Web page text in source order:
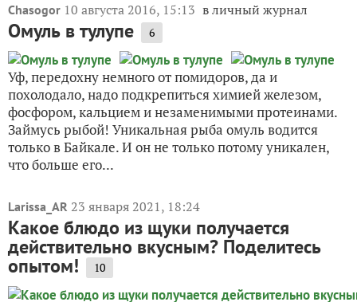
Chasogor 10 августа 2016, 15:13 в личный журнал
Омуль в тулупе 6
Уф, передохну немного от помидоров, да и
похолодало, надо подкрепиться химией железом,
фосфором, кальцием и незаменимыми протеинами.
Займусь рыбой! Уникальная рыба омуль водится
только в Байкале. И он не только потому уникален,
что больше его...
Larissa_AR 23 января 2021, 18:24
Какое блюдо из щуки получается
действительно вкусным? Поделитесь
опытом! 10